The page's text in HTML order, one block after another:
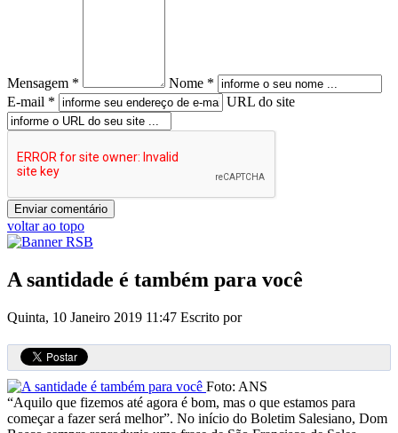
Mensagem *
Nome *
E-mail *
URL do site
voltar ao topo
A santidade é também para você
Quinta, 10 Janeiro 2019 11:47 Escrito por
Foto: ANS
“Aquilo que fizemos até agora é bom, mas o que estamos para
começar a fazer será melhor”. No início do Boletim Salesiano, Dom